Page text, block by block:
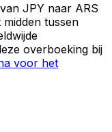
JPY naar ARS
tussen
overboeking bij
voor het